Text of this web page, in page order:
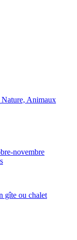
Nature, Animaux
novembre
gîte ou chalet